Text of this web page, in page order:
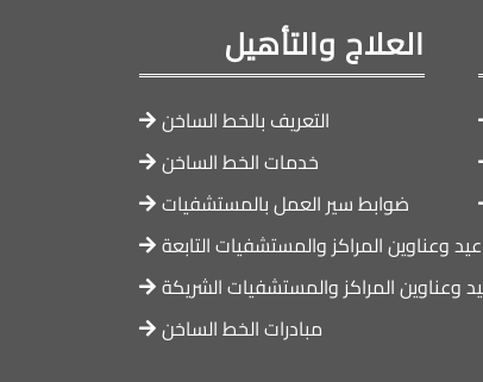
العلاج والتأهيل
التعريف بالخط الساخن
خدمات الخط الساخن
ضوابط سير العمل بالمستشفيات
وعناوين المراكز والمستشفيات التابعة
وعناوين المراكز والمستشفيات الشريكة
مبادرات الخط الساخن